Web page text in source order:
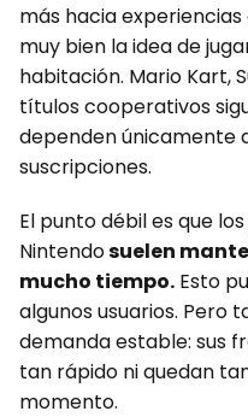
más hacia
muy bien la idea de
habitación. Mario Kart,
títulos cooperativos
dependen únicamente
suscripciones.
El punto débil es que
Nintendosuelen
mucho tiempo. Esto
algunos usuarios. Pero
demanda estable: sus
tan rápido ni quedan
momento.